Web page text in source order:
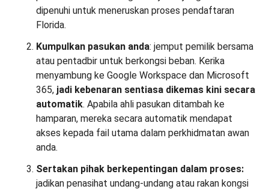
dipenuhi untuk meneruskan proses pendaftaran
Florida.
Kumpulkan pasukan anda: jemput pemilik bersama
atau pentadbir untuk berkongsi beban. Kerika
menyambung ke Google Workspace dan Microsoft
365, jadi kebenaran sentiasa dikemas kini secara
automatik. Apabila ahli pasukan ditambah ke
hamparan, mereka secara automatik mendapat
akses kepada fail utama dalam perkhidmatan awan
anda.
Sertakan pihak berkepentingan dalam proses:
jadikan penasihat undang-undang atau rakan kongsi